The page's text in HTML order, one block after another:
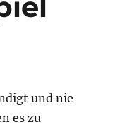
und nie
es zu